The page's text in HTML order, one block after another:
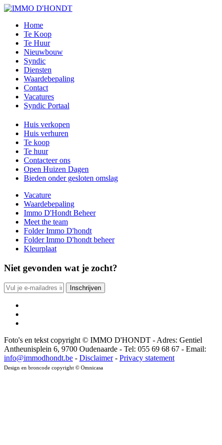
Home
Te Koop
Te Huur
Nieuwbouw
Syndic
Diensten
Waardebepaling
Contact
Vacatures
Syndic Portaal
Huis verkopen
Huis verhuren
Te koop
Te huur
Contacteer ons
Open Huizen Dagen
Bieden onder gesloten omslag
Vacature
Waardebepaling
Immo D'Hondt Beheer
Meet the team
Folder Immo D'hondt
Folder Immo D'hondt beheer
Kleurplaat
Niet gevonden wat je zocht?
Foto's en tekst copyright © IMMO D'HONDT - Adres: Gentiel
Antheunisplein 6, 9700 Oudenaarde - Tel: 055 69 68 67 - Email:
info@immodhondt.be - Disclaimer- Privacy statement
Design en broncode copyright © Omnicasa